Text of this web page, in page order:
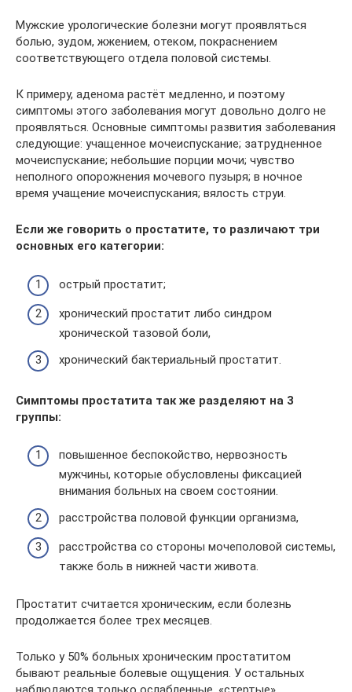
Мужские урологические болезни могут проявляться
болью, зудом, жжением, отеком, покраснением
соответствующего отдела половой системы.
К примеру, аденома растёт медленно, и поэтому
симптомы этого заболевания могут довольно долго не
проявляться. Основные симптомы развития заболевания
следующие: учащенное мочеиспускание; затрудненное
мочеиспускание; небольшие порции мочи; чувство
неполного опорожнения мочевого пузыря; в ночное
время учащение мочеиспускания; вялость струи.
Если же говорить о простатите, то различают три
основных его категории:
острый простатит;
хронический простатит либо синдром
хронической тазовой боли,
хронический бактериальный простатит.
Симптомы простатита так же разделяют на 3
группы:
повышенное беспокойство, нервозность
мужчины, которые обусловлены фиксацией
внимания больных на своем состоянии.
расстройства половой функции организма,
расстройства со стороны мочеполовой системы,
также боль в нижней части живота.
Простатит считается хроническим, если болезнь
продолжается более трех месяцев.
Только у 50% больных хроническим простатитом
бывают реальные болевые ощущения. У остальных